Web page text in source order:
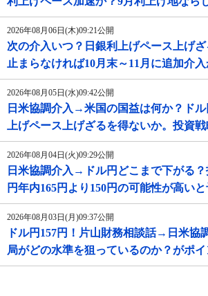
2026年08月06日(木)09:21公開
次の介入いつ？日銀利上げペース上げ
止まらなければ10月末～11月に追加介入
2026年08月05日(水)09:42公開
日米協調介入→米国の国益は何か？ドル
上げペース上げざるを得ないか。投資戦
2026年08月04日(火)09:29公開
日米協調介入→ドル円どこまで下がる
円年内165円より150円の可能性が高いと
2026年08月03日(月)09:37公開
ドル円157円！片山財務相談話→日米協
局がどの水準を狙っているのか？がポイ